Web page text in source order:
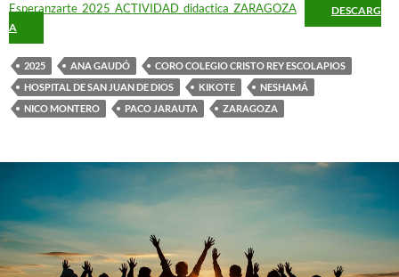
Esperanzarte_2025_ACTIVIDAD_didactica_ZARAGOZA
DESCARG
A
2025 ANA GAUDÓ
CORO COLEGIO CRISTO REY ESCOLAPIOS
HOSPITAL DE SAN JUAN DE DIOS
KIKOTE
NESHAMÁ
NICO MONTERO
PACO JARAUTA ZARAGOZA